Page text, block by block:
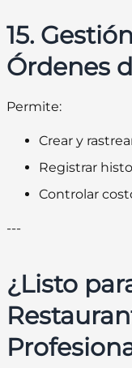
15.
Órdenes
Permite:
Crear y
Registrar
Controlar
---
¿Listo